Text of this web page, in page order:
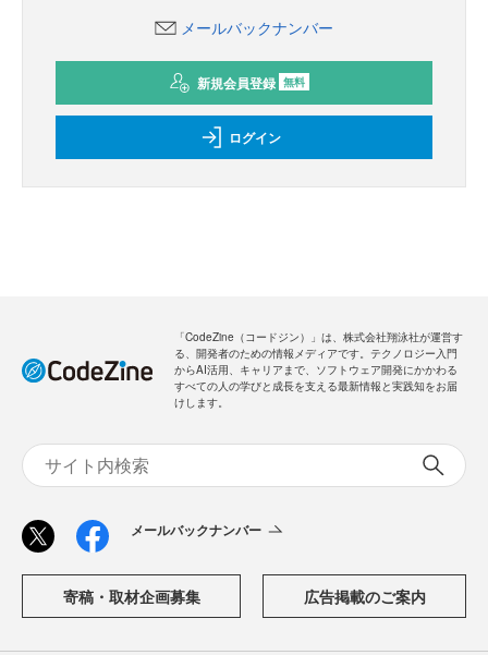
メールバックナンバー
新規会員登録 無料
ログイン
「CodeZine（コードジン）」は、株式会社翔泳社が運営す
る、開発者のための情報メディアです。テクノロジー入門
からAI活用、キャリアまで、ソフトウェア開発にかかわる
すべての人の学びと成長を支える最新情報と実践知をお届
けします。
メールバックナンバー
寄稿・取材企画募集 広告掲載のご案内